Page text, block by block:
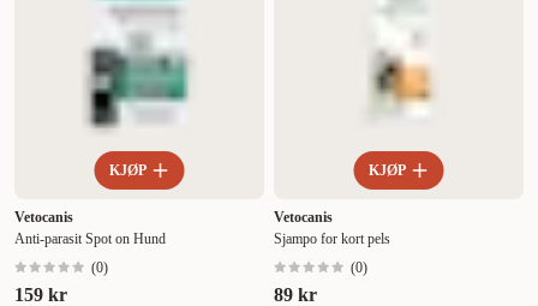
KJØP
Vetocanis
Anti-parasit Spot on Hund
(0)
159 kr
KJØP
Vetocanis
Sjampo for kort pels
(0)
89 kr